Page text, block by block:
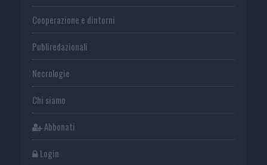
Cooperazione e dintorni
Publiredazionali
Necrologie
Chi siamo
Abbonati
Login